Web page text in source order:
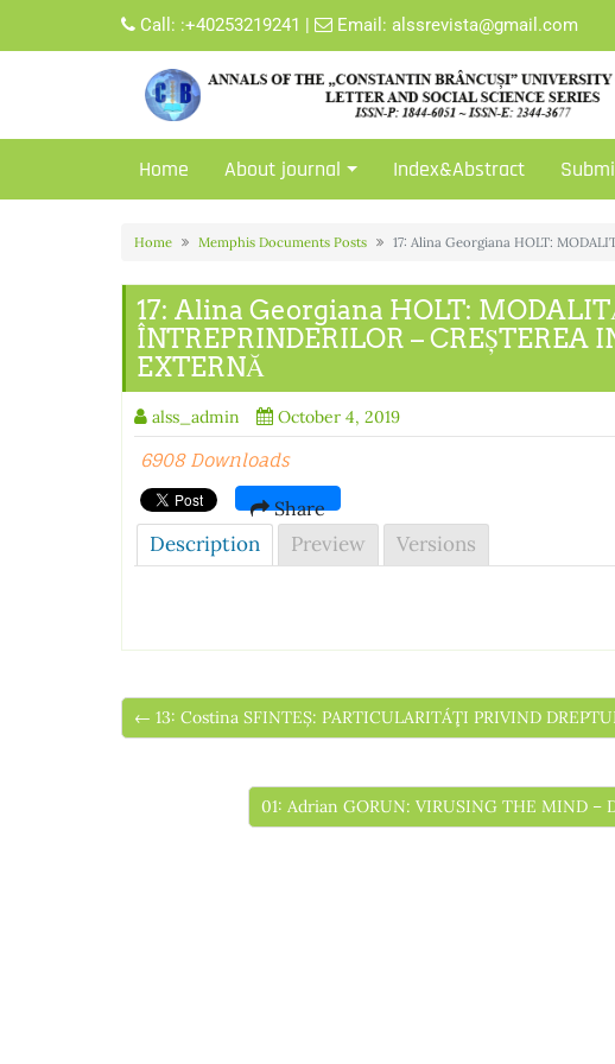
Call: :+40253219241 | Email: alssrevista@gmail.com
Home About journal Index&Abstract
Home Memphis Documents Posts 17: Alina Georgiana HOLT:
17: Alina Georgiana HOLT:
ÎNTREPRINDERILOR – CREȘTEREA
EXTERNĂ
alss_admin October 4, 2019
6908 Downloads
Share
Description Preview Versions
← 13: Costina SFINTEȘ: PARTICULARITÁŢI PRIVIND
01: Adrian GORUN: VIRUSING THE MIND –